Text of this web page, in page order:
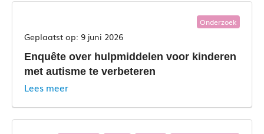
Onderzoek
9 juni 2026
Enquête over hulpmiddelen voor kinderen
met autisme te verbeteren
Lees meer